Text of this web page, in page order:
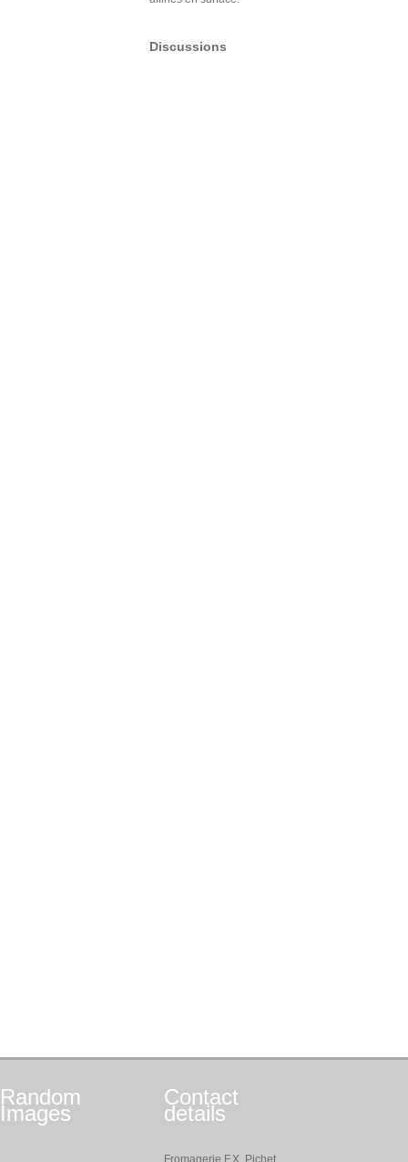
Discussions
Random
Images
Contact
details